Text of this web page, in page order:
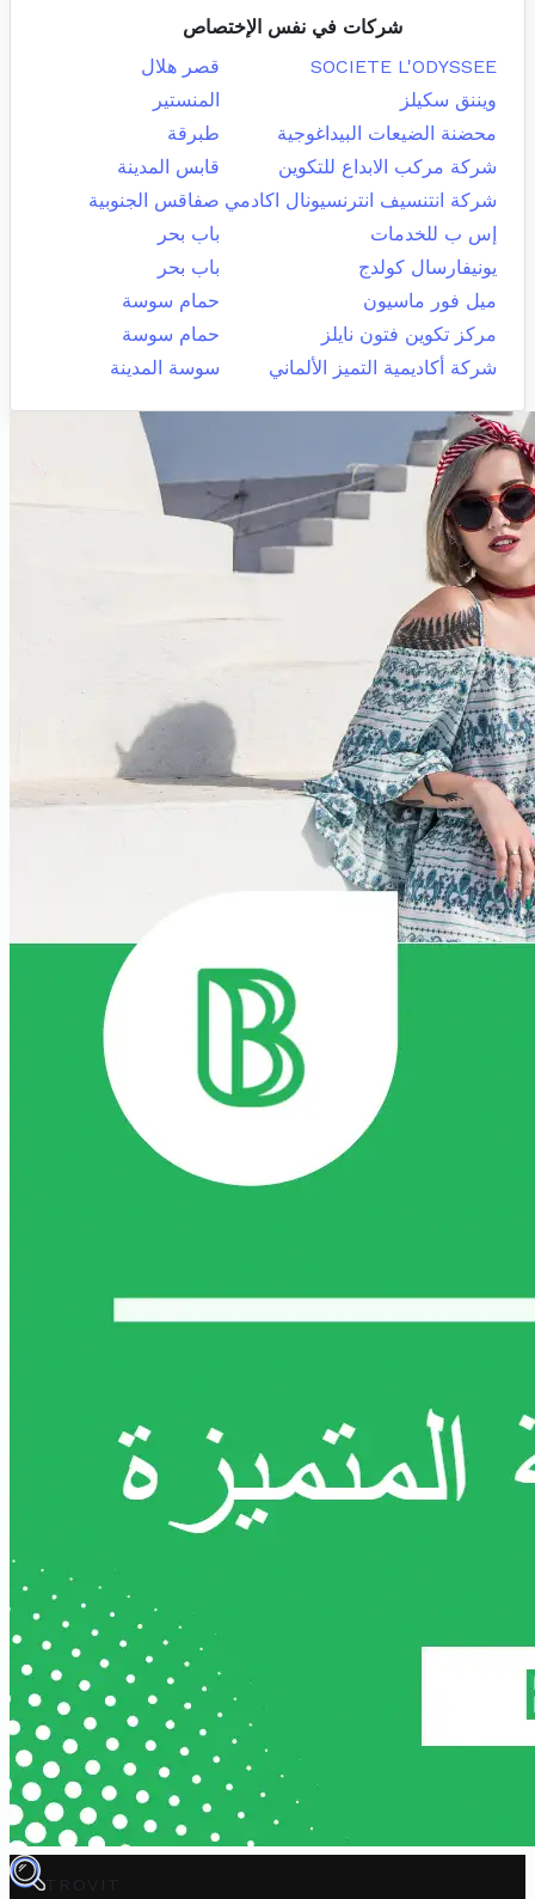
شركات في نفس الإختصاص
SOCIETE L'ODYSSEE
قصر هلال
ويننق سكيلز
المنستير
محضنة الضيعات البيداغوجية
طبرقة
شركة مركب الابداع للتكوين
قابس المدينة
شركة انتنسيف انترنسيونال اكادمي صفاقس الجنوبية
إس ب للخدمات
باب بحر
يونيفارسال كولدج
باب بحر
ميل فور ماسيون
حمام سوسة
مركز تكوين فتون نايلز
حمام سوسة
شركة أكاديمية التميز الألماني
سوسة المدينة
TROVIT